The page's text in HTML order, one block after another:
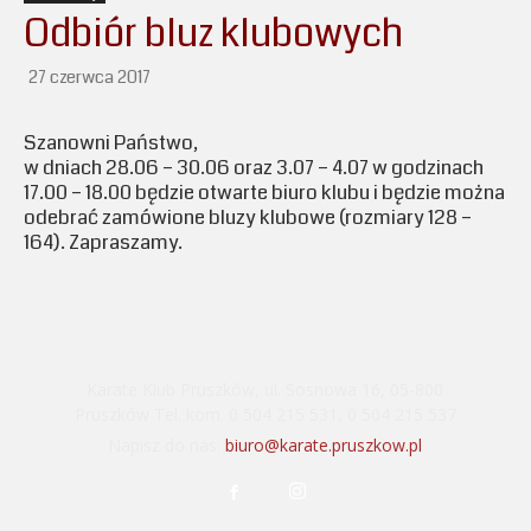
Odbiór bluz klubowych
27 czerwca 2017
Szanowni Państwo,
w dniach 28.06 – 30.06 oraz 3.07 – 4.07 w godzinach
17.00 – 18.00 będzie otwarte biuro klubu i będzie można
odebrać zamówione bluzy klubowe (rozmiary 128 –
164). Zapraszamy.
Napisz do nas:biuro@karate.pruszkow.pl